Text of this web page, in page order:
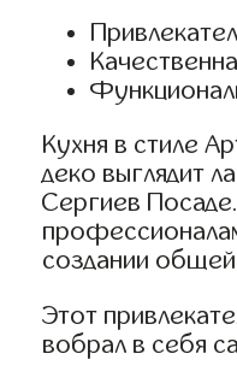
Кухня в стиле
деко выглядит
Сергиев
создании
Этот
вобрал в себя